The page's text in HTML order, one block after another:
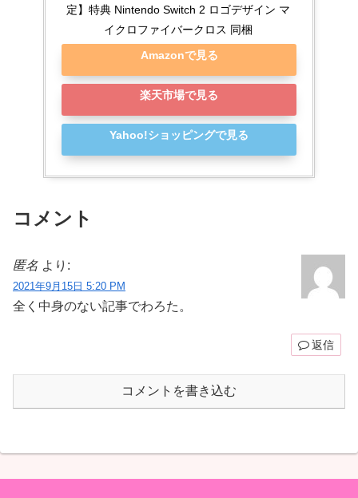
定】特典 Nintendo Switch 2 ロゴデザイン マ
イクロファイバークロス 同梱
Amazonで見る
楽天市場で見る
Yahoo!ショッピングで見る
コメント
匿名 より:
2021年9月15日 5:20 PM
全く中身のない記事でわろた。
返信
コメントを書き込む